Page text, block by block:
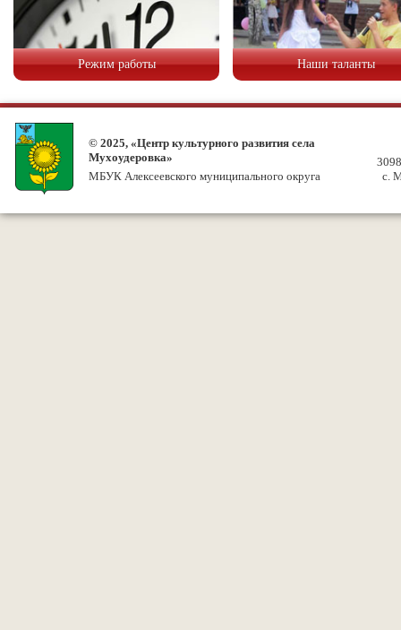
Режим работы Наши таланты
© 2025, «Центр культурного развития села
Мухоудеровка»
МБУК Алексеевского муниципального округа
с.